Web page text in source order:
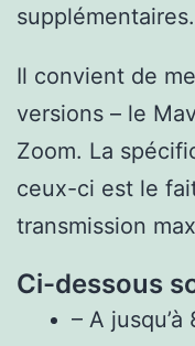
supplémentaires.
Il convient de
versions – le
Zoom. La
ceux-ci est le
transmission
Ci-dessous
– A